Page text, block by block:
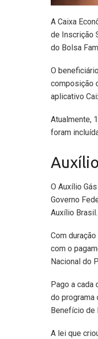
A Caixa
de Inscrição
do Bolsa
O
composição
aplicativo
Atualmente,
foram
O Auxílio
Governo
Auxílio Brasil.
Com
com o
Nacional do
Pago a
do programa
Benefício de
A lei que